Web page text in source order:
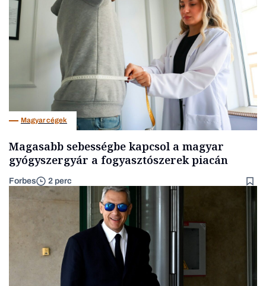
Magyar cégek
Magasabb sebességbe kapcsol a magyar
gyógyszergyár a fogyasztószerek piacán
Forbes 2 perc